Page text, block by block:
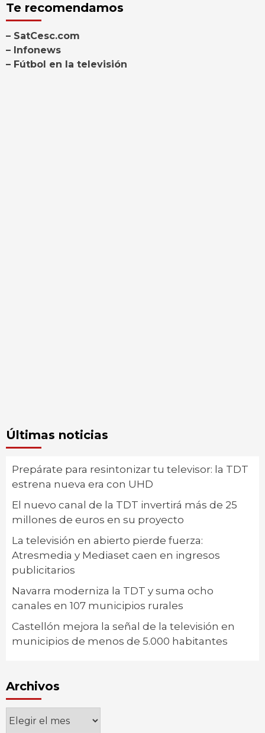
Te recomendamos
– SatCesc.com
– Infonews
– Fútbol en la televisión
Últimas noticias
Prepárate para resintonizar tu televisor: la TDT
estrena nueva era con UHD
El nuevo canal de la TDT invertirá más de 25
millones de euros en su proyecto
La televisión en abierto pierde fuerza:
Atresmedia y Mediaset caen en ingresos
publicitarios
Navarra moderniza la TDT y suma ocho
canales en 107 municipios rurales
Castellón mejora la señal de la televisión en
municipios de menos de 5.000 habitantes
Archivos
Archivos